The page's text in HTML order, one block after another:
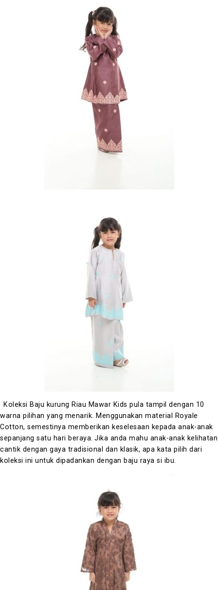
Koleksi Baju kurung Riau Mawar Kids pula tampil dengan 10
warna pilihan yang menarik.
Menggunakan material Royale
Cotton, semestinya memberikan keselesaan kepada anak-anak
sepanjang satu hari beraya. Jika anda mahu anak-anak kelihatan
cantik dengan gaya tradisional dan klasik, apa kata pilih dari
koleksi ini untuk dipadankan dengan baju raya si ibu.